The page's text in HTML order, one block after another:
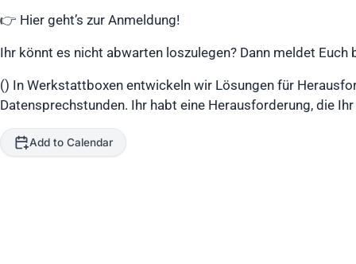
👉 Hier geht’s zur Anmeldung!
Ihr könnt es nicht abwarten loszulegen? Dann meldet
() In Werkstattboxen entwickeln wir Lösungen für
Datensprechstunden. Ihr habt eine Herausforderung, die
Add to Calendar